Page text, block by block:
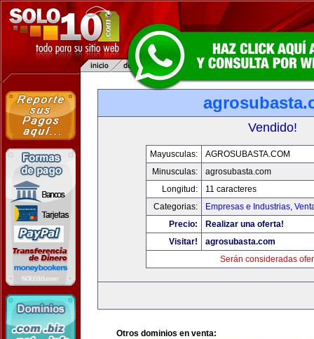
Vendido!
Mayusculas:
AGROSUBASTA.COM
Minusculas:
agrosubasta.com
Longitud:
11 caracteres
Categorias:
Empresas e Industrias,
Precio:
Realizar una oferta!
Visitar!
agrosubasta.com
Serán consideradas
Otros dominios en venta: